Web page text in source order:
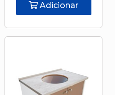
Adicionar